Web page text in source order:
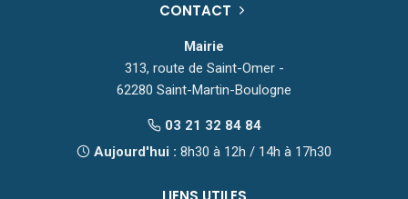
CONTACT
Mairie
313, route de Saint-Omer -
62280 Saint-Martin-Boulogne
03 21 32 84 84
Aujourd'hui : 8h30 à 12h / 14h à 17h30